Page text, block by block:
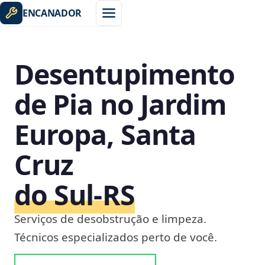
ENCANADOR
Desentupimento
de Pia no Jardim
Europa, Santa
Cruz
do Sul‑RS
Serviços de desobstrução e limpeza.
Técnicos especializados perto de você.